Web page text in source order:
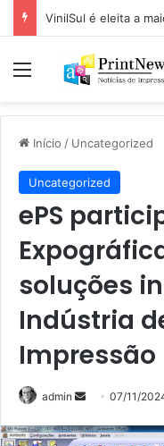
Menu
Início / Uncategorized
Uncategorized
ePS
soluções
Indústria
Impressão
admin
Mande
e-
07/11/